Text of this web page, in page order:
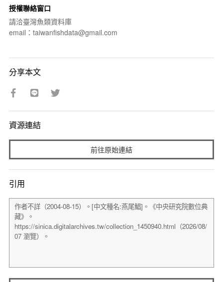
授權聯絡窗口
請洽臺灣魚類資料庫
email：taiwanfishdata@gmail.com
分享本文
資源連結
前往原始連結
引用